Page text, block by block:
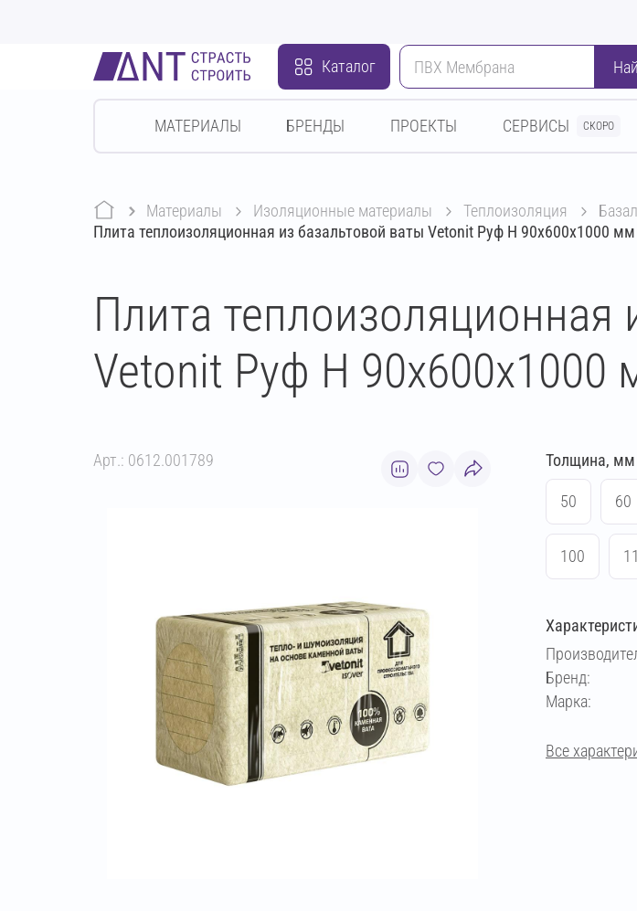
Каталог
МАТЕРИАЛЫ БРЕНДЫ ПРОЕКТЫ СЕРВИСЫ СКОРО
Материалы изоляционные материалы теплоизоляция
Плита теплоизоляционная из базальтовой ваты Vetonit Руф Н 90х600х1000 мм
Плита теплоизоляционная
Vetonit Руф Н 90х600х1000
Арт.: 0612.001789 Толщина, мм
50 60
100
Бренд:
Марка:
Все